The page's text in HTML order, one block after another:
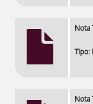
Nota
Tipo:
Nota